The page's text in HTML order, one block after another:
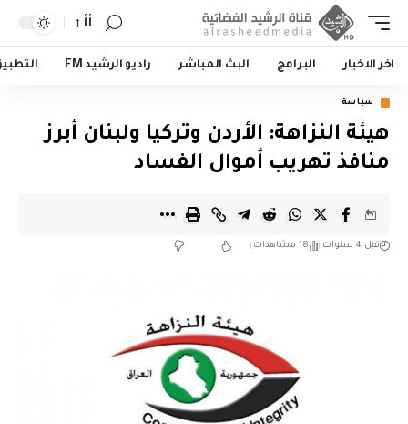
أأ
اخر الاخبار البرامج البث المباشر راديو الرشيد FM
سياسة
هيئة النزاهة: الأردن وتركيا ولبنان أبرز
منافذ تهريب أموال الفساد
قبل 4 سنوات 18 مشاهدات